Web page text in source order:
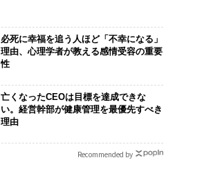
伝統を礎に、未来を再定
来
なぜ“眠って
月島JFEアク
ションの10年
必死に幸福を追う人ほど「不幸になる」
理由、心理学者が教える感情受容の重要
性
亡くなったCEOは目標を達成できな
い。経営幹部が健康管理を最優先すべき
理由
Recommended by